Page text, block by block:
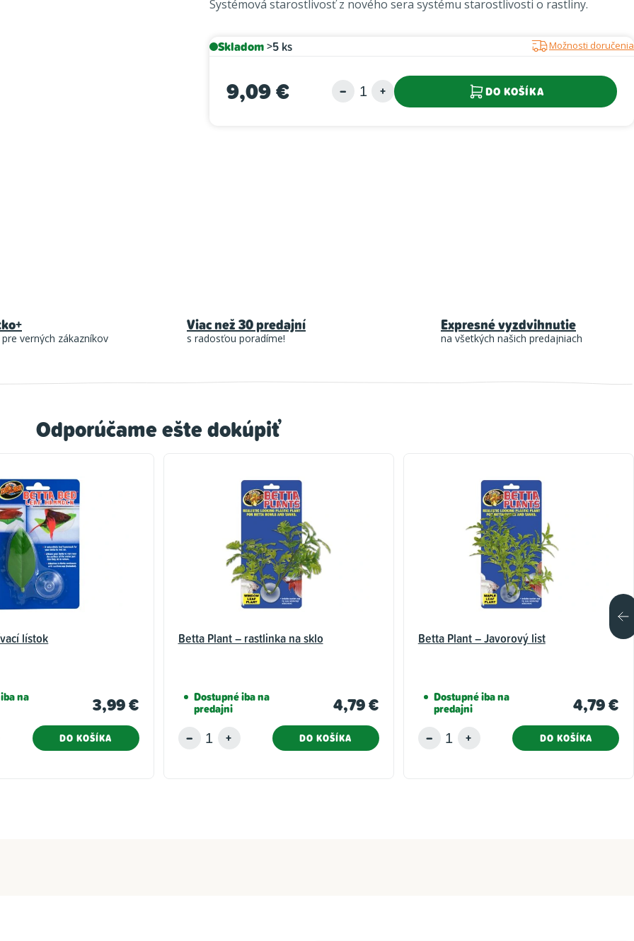
je
z
Systémová starostlivosť z nového sera systému starostlivosti o rastliny.
Skladom>5 ks Možnosti doručenia
9,09 € DO KOŠÍKA
Odporúčame ešte dokúpiť
lístok
na 3,99 €
DO KOŠÍKA
Betta Plant – rastlinka na sklo
Dostupné iba na
predajni 4,79 €
DO KOŠÍKA
Betta Plant – Javorový list
Dostupné iba na
predajni 4,79 €
DO KOŠÍKA
verných zákazníkov
Viac než 30 predajní
s radosťou poradíme!
Expresné vyzdvihnutie
na všetkých našich predajniach